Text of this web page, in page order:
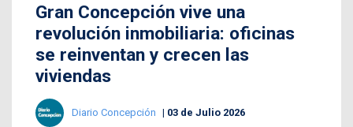
Gran Concepción vive una
revolución inmobiliaria: oficinas
se reinventan y crecen las
viviendas
Diario Concepción 03 de Julio 2026